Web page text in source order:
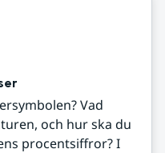
Vad
och hur ska du
procentsiffror? I